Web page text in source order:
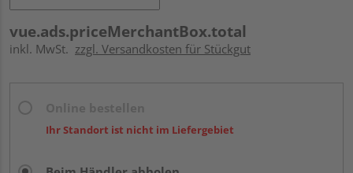
vue.ads.priceMerchantBox.total
inkl. MwSt. zzgl. Versandkosten für Stückgut
Ihr Standort ist nicht im Liefergebiet